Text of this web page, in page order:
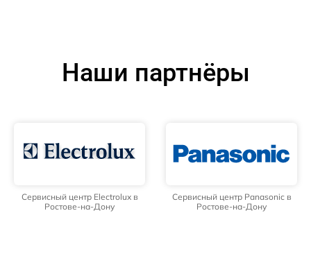
Наши партнёры
Сервисный центр Electrolux в
Ростове-на-Дону
Сервисный центр Panasonic в
Ростове-на-Дону